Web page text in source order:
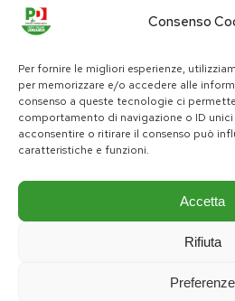
Consenso
Per fornire le migliori esperienze,
per memorizzare e/o accedere alle
consenso a queste tecnologie ci
comportamento di navigazione o ID unici
acconsentire o ritirare il consenso può
caratteristiche e funzioni.
Accetta
Rifiuta
Preferenze
Tutela dei dati personali|Politica
pd@consiglio.regione.lombardia.it
Pagine Facebook Gruppo Consiliare PD LombardiaPagina Messenger Gruppo Consiliare PD LombardiaPagina Instagram Gruppo PD LombardiaPagina Youtube Gruppo PD